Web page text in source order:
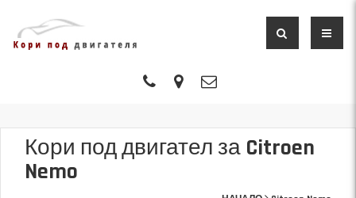
Кори под двигател за Citroen
Nemo